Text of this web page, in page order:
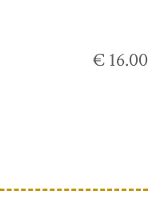
€ 16.00